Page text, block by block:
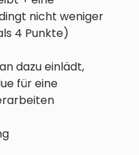
nicht weniger
4 Punkte)
dazu einlädt,
für eine